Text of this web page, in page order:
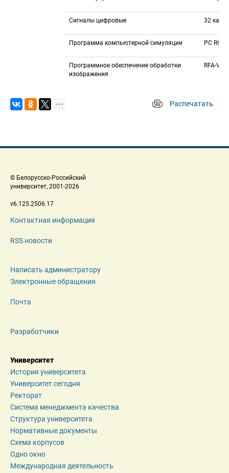
Сигналы цифровые 32
Программа компьютерной симуляции PC
Программное обеспечение обработки
изображения
RFA-
Распечатать
© Белорусско-Российский
университет, 2001-2026
v6.125.2506.17
Контактная информация
RSS новости
Написать администратору
Электронные обращения
Почта
Разработчики
Университет
История университета
Университет сегодня
Ректорат
Система менеджмента качества
Структура университета
Нормативные документы
Схема корпусов
Одно окно
Международная деятельность